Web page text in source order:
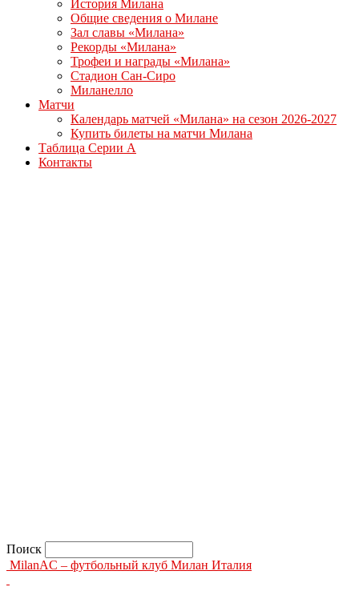
История Милана
Общие сведения о Милане
Зал славы «Милана»
Рекорды «Милана»
Трофеи и награды «Милана»
Стадион Сан-Сиро
Миланелло
Матчи
Календарь матчей «Милана» на сезон 2026-2027
Купить билеты на матчи Милана
Таблица Серии А
Контакты
Поиск
MilanAC – футбольный клуб Милан Италия